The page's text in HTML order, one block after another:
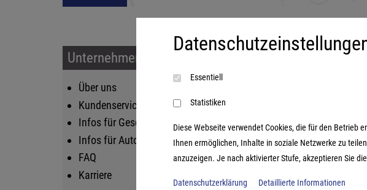
Unternehmen & Service
Über uns
Kundenservice
Infos für Geschäftskunden
Infos für Autoren
FAQ
Karriere
Strategiespiele
Lifestyle-Spiele
Logikspiele
Essentiell
Statistiken
Diese Webseite verwendet Cookies, die für den Betrieb
Ihnen ermöglichen, Inhalte in soziale Netzwerke zu
anzuzeigen. Je nach aktivierter Stufe, akzeptieren Sie
Datenschutzerklärung Detaillierte Informationen